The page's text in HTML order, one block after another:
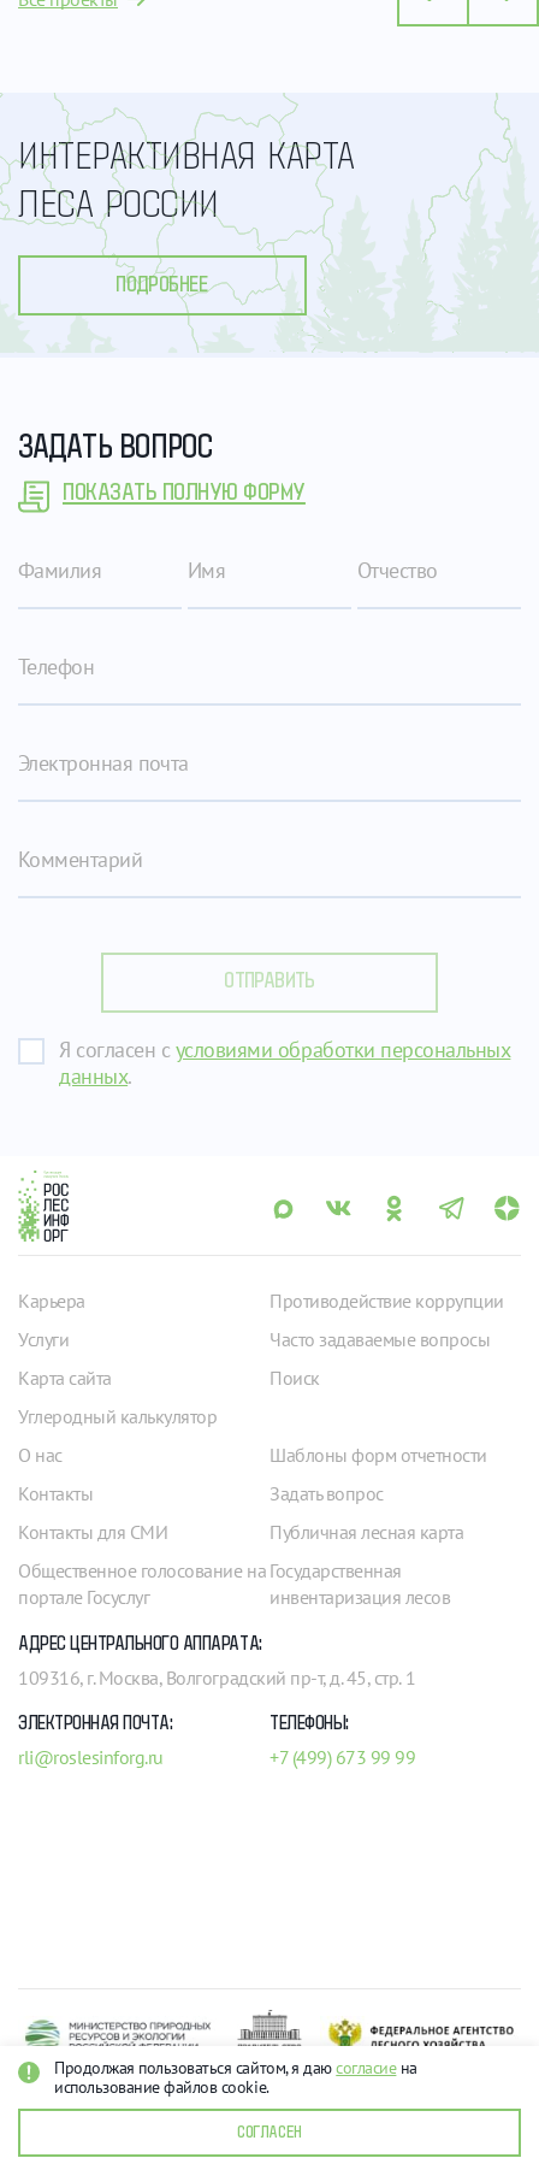
ИНТЕРАКТИВНАЯ КАРТА
ЛЕСА РОССИИ
ПОДРОБНЕЕ
ЗАДАТЬ ВОПРОС
ПОКАЗАТЬ ПОЛНУЮ ФОРМУ
Фамилия Имя Отчество
Телефон
Электронная почта
Комментарий
ОТПРАВИТЬ
Я согласен сусловиями обработки персональных
данных.
Продолжая пользоваться сайтом, я даюсогласиена
использование файлов cookie.
СОГЛАСЕН
Карьера
Услуги
Карта сайта
Углеродный калькулятор
Противодействие коррупции
Часто задаваемые вопросы
Поиск
О нас
Контакты
Контакты для СМИ
Общественное голосование на
портале Госуслуг
Шаблоны форм отчетности
Задать вопрос
Публичная лесная карта
Государственная
инвентаризация лесов
АДРЕС ЦЕНТРАЛЬНОГО АППАРАТА:
109316, г. Москва, Волгоградский пр-т, д. 45, стр. 1
ЭЛЕКТРОННАЯ ПОЧТА:
rli@roslesinforg.ru
ТЕЛЕФОНЫ:
+7 (499) 673 99 99
О персональных данных